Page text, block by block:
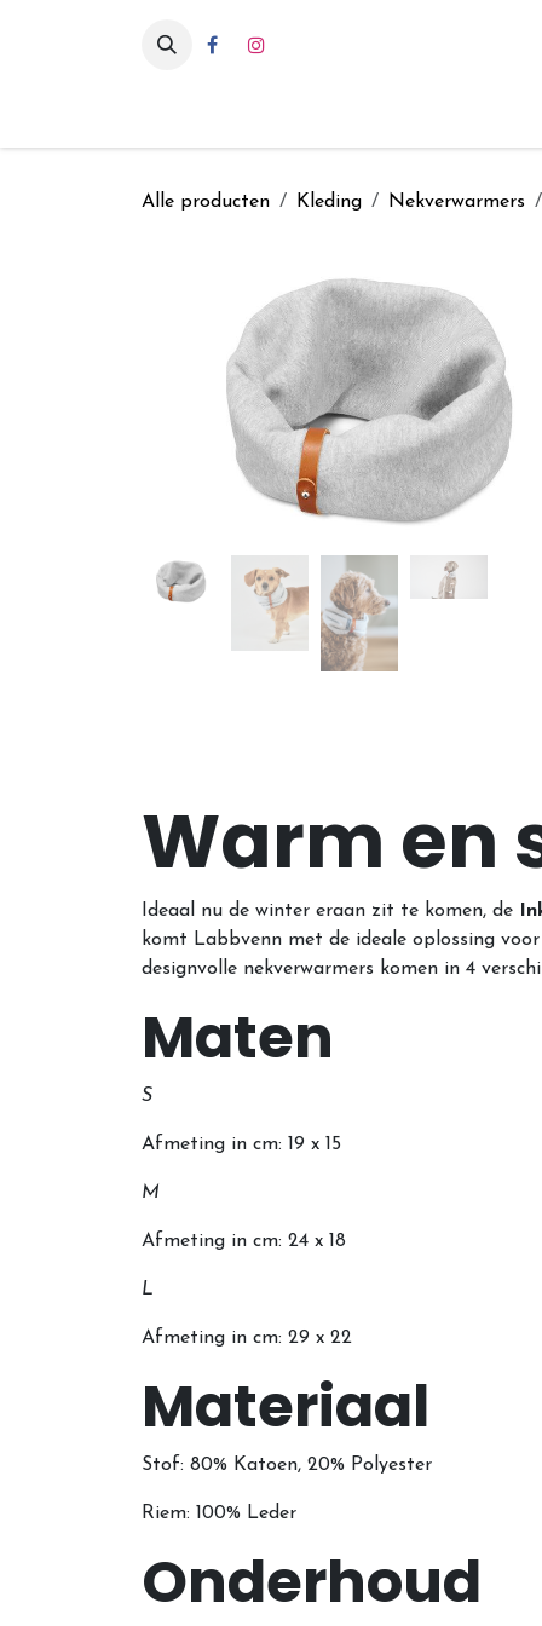
Alle producten Kleding Nekverwarmers
Warm en
Ideaal nu de winter eraan zit te komen, de
komt Labbvenn met de ideale oplossing
designvolle nekverwarmers komen in 4
Maten
S
Afmeting in cm: 19 x 15
M
Afmeting in cm: 24 x 18
L
Afmeting in cm: 29 x 22
Materiaal
Stof: 80% Katoen, 20% Polyester
Riem: 100% Leder
Onderhoud